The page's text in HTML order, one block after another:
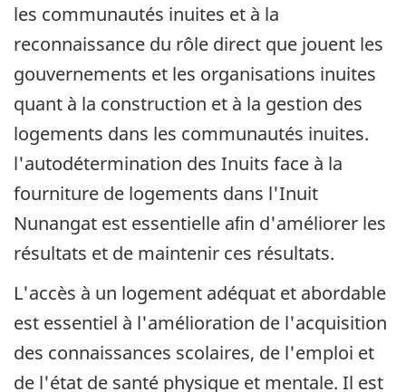
les communautés inuites et à la
reconnaissance du rôle direct que jouent les
gouvernements et les organisations inuites
quant à la construction et à la gestion des
logements dans les communautés inuites.
l'autodétermination des Inuits face à la
fourniture de logements dans l'Inuit
Nunangat est essentielle aﬁn d'améliorer les
résultats et de maintenir ces résultats.
L'accès à un logement adéquat et abordable
est essentiel à l'amélioration de l'acquisition
des connaissances scolaires, de l'emploi et
de l'état de santé physique et mentale. Il est